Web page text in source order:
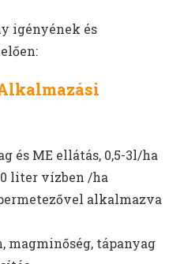
igényének és
és ME ellátás, 0,5-3l/ha
liter vízben /ha
alkalmazva
magminőség, tápanyag